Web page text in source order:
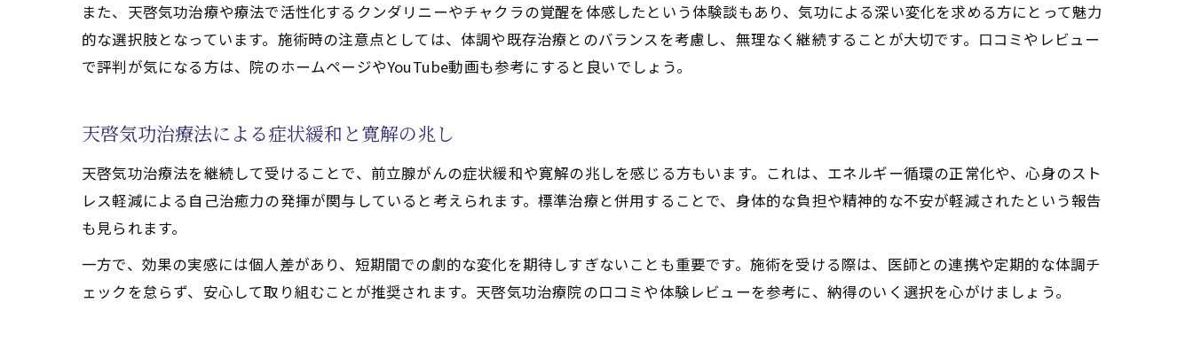
また、天啓気功治療や療法で活性化するクンダリニーやチャクラの覚醒を体感したという体験談もあり、気功による深い変化を求める方にとって魅力
的な選択肢となっています。施術時の注意点としては、体調や既存治療とのバランスを考慮し、無理なく継続することが大切です。口コミやレビュー
で評判が気になる方は、院のホームページやYouTube動画も参考にすると良いでしょう。
天啓気功治療法による症状緩和と寛解の兆し
天啓気功治療法を継続して受けることで、前立腺がんの症状緩和や寛解の兆しを感じる方もいます。これは、エネルギー循環の正常化や、心身のスト
レス軽減による自己治癒力の発揮が関与していると考えられます。標準治療と併用することで、身体的な負担や精神的な不安が軽減されたという報告
も見られます。
一方で、効果の実感には個人差があり、短期間での劇的な変化を期待しすぎないことも重要です。施術を受ける際は、医師との連携や定期的な体調チ
ェックを怠らず、安心して取り組むことが推奨されます。天啓気功治療院の口コミや体験レビューを参考に、納得のいく選択を心がけましょう。